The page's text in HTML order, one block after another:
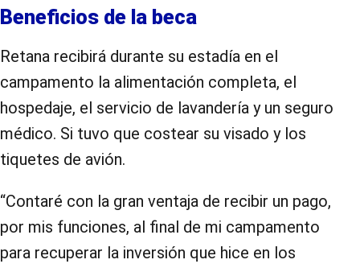
Beneficios de la beca
Retana recibirá durante su estadía en el
campamento la alimentación completa, el
hospedaje, el servicio de lavandería y un seguro
médico. Si tuvo que costear su visado y los
tiquetes de avión.
“Contaré con la gran ventaja de recibir un pago,
por mis funciones, al final de mi campamento
para recuperar la inversión que hice en los